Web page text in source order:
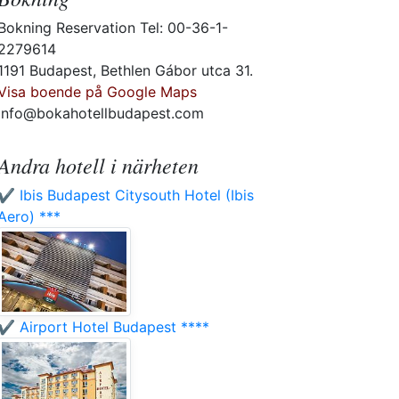
Reservation Tel: 00-36-1-
Budapest, Bethlen Gábor utca 31.
boende på Google Maps
hotell i närheten
Ibis Budapest Citysouth Hotel (Ibis
***
Airport Hotel Budapest ****